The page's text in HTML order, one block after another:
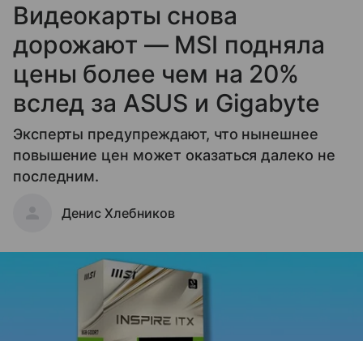
Видеокарты снова
дорожают — MSI подняла
цены более чем на 20%
вслед за ASUS и Gigabyte
Эксперты предупреждают, что нынешнее
повышение цен может оказаться далеко не
последним.
Денис Хлебников